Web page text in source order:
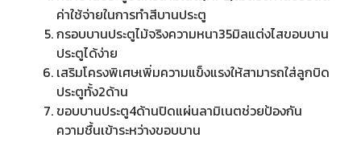
ค่าใช้จ่ายในการทำสีบานประตู
กรอบบานประตูไม้จริงความหนา35มิลแต่งไสขอบบาน
ประตูได้ง่าย
เสริมโครงพิเศษเพิ่มความแข็งแรงให้สามารถใส่ลูกบิด
ประตูทั้ง2ด้าน
ขอบบานประตู4ด้านปิดแผ่นลามิเนตช่วยป้องกัน
ความชื้นเข้าระหว่างขอบบาน